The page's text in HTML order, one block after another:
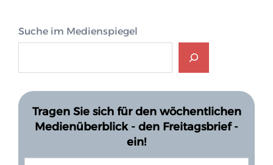
Suche im Medienspiegel
Tragen Sie sich für den wöchentlichen
Medienüberblick - den Freitagsbrief -
ein!